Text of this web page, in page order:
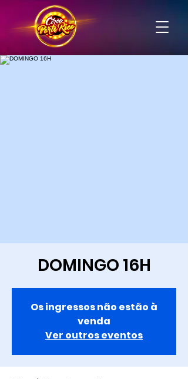
DOMINGO 16H
Os ingressos não estão à
venda
Ver outros eventos